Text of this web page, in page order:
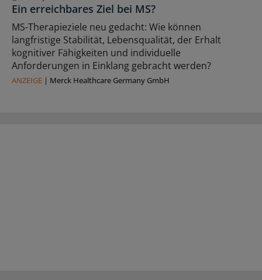
Ein erreichbares Ziel bei MS?
MS-Therapieziele neu gedacht: Wie können
langfristige Stabilität, Lebensqualität, der Erhalt
kognitiver Fähigkeiten und individuelle
Anforderungen in Einklang gebracht werden?
ANZEIGE | Merck Healthcare Germany GmbH